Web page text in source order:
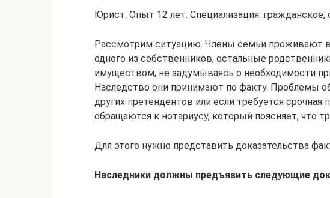
Юрист. Опыт 12 лет. Специализация: гражданское,
Рассмотрим ситуацию. Члены семьи проживают
одного из собственников, остальные
имуществом, не задумываясь о необходимости
Наследство они принимают по факту. Проблемы
других претендентов или если требуется
обращаются к нотариусу, который поясняет, что
Для этого нужно представить доказательства
Наследники должны предъявить следующие